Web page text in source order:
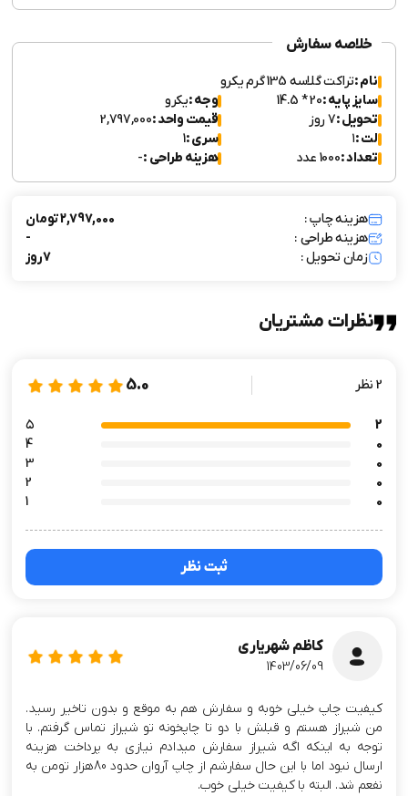
خلاصه سفارش
نام :تراکت گلاسه 135 گرم یکرو
سایز پایه :20 * 14.5 وجه :یکرو
تحویل :7 روز قیمت واحد :2,797,000
لت :۱ سری :1
تعداد :1000 عدد هزینه طراحی :-
هزینه چاپ :
2,797,000 تومان
هزینه طراحی :
-
زمان تحویل :
7 روز
نظرات مشتریان
2 نظر 5.0
2
۵
0
4
0
3
0
2
0
1
ثبت نظر
کاظم شهریاری
1403/06/09
کیفیت چاپ خیلی خوبه و سفارش هم به موقع و بدون تاخیر رسید.
من شیراز هستم و قبلش با دو تا چاپخونه تو شیراز تماس گرفتم. با
توجه به اینکه اگه شیراز سفارش میدادم نیازی به پرداخت هزینه
ارسال نبود اما با این حال سفارشم از چاپ آروان حدود 80هزار تومن به
نفعم شد. البته با کیفیت خیلی خوب.